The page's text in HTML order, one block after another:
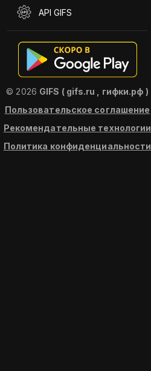
API GIFS
© 2026 GIFS ( gifs.ru , гифки.рф )
Пользовательское соглашение
Рекомендательные технологии
Политика конфиденциальности